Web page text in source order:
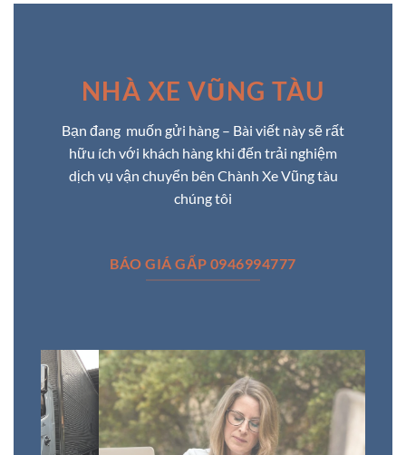
NHÀ XE VŨNG TÀU
Bạn đang muốn gửi hàng – Bài viết này sẽ rất
hữu ích với khách hàng khi đến trải nghiệm
dịch vụ vận chuyển bên Chành Xe Vũng tàu
chúng tôi
BÁO GIÁ GẤP 0946994777